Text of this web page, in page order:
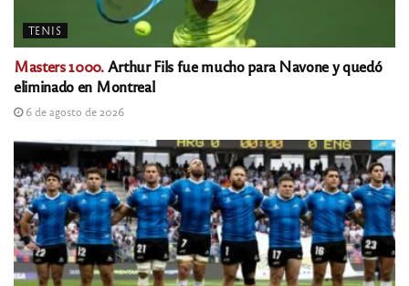
TENIS
Masters 1000.Arthur Fils fue mucho para Navone y quedó
eliminado en Montreal
6 de agosto de 2026